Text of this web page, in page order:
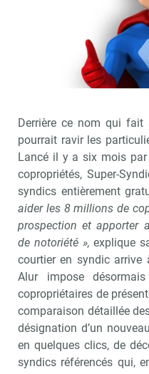
Derrière ce nom qui
pourrait ravir les
Lancé il y a six mois
copropriétés, Super-
syndics entièrement
aider les 8 millions de
prospection et apporter
de notoriété »,explique
courtier en syndic
Alur impose
copropriétaires de
comparaison détaillée
désignation d’un
en quelques clics, de
syndics référencés qui,